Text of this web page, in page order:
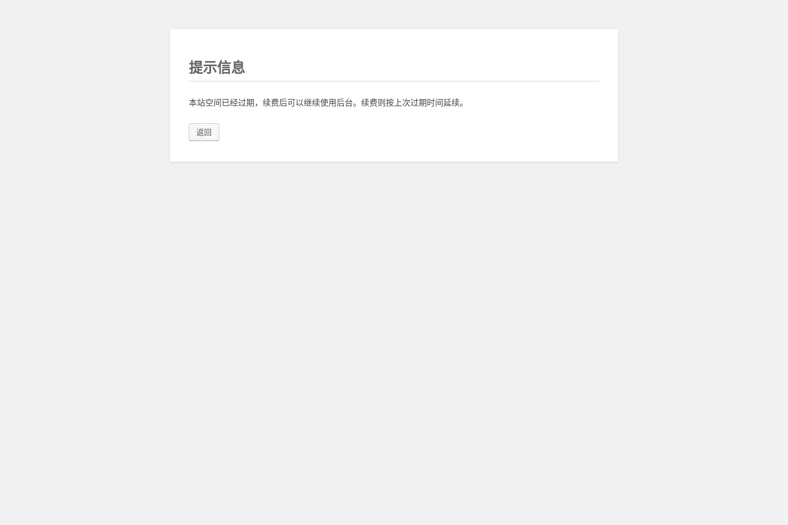
提示信息
本站空间已经过期，续费后可以继续使用后台。续费则按上次过期时间延续。
返回